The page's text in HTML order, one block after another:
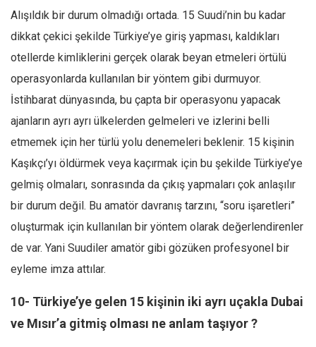
Alışıldık bir durum olmadığı ortada. 15 Suudi’nin bu kadar
dikkat çekici şekilde Türkiye’ye giriş yapması, kaldıkları
otellerde kimliklerini gerçek olarak beyan etmeleri örtülü
operasyonlarda kullanılan bir yöntem gibi durmuyor.
İstihbarat dünyasında, bu çapta bir operasyonu yapacak
ajanların ayrı ayrı ülkelerden gelmeleri ve izlerini belli
etmemek için her türlü yolu denemeleri beklenir. 15 kişinin
Kaşıkçı’yı öldürmek veya kaçırmak için bu şekilde Türkiye’ye
gelmiş olmaları, sonrasında da çıkış yapmaları çok anlaşılır
bir durum değil. Bu amatör davranış tarzını, “soru işaretleri”
oluşturmak için kullanılan bir yöntem olarak değerlendirenler
de var. Yani Suudiler amatör gibi gözüken profesyonel bir
eyleme imza attılar.
10- Türkiye’ye gelen 15 kişinin iki ayrı uçakla Dubai
ve Mısır’a gitmiş olması ne anlam taşıyor ?